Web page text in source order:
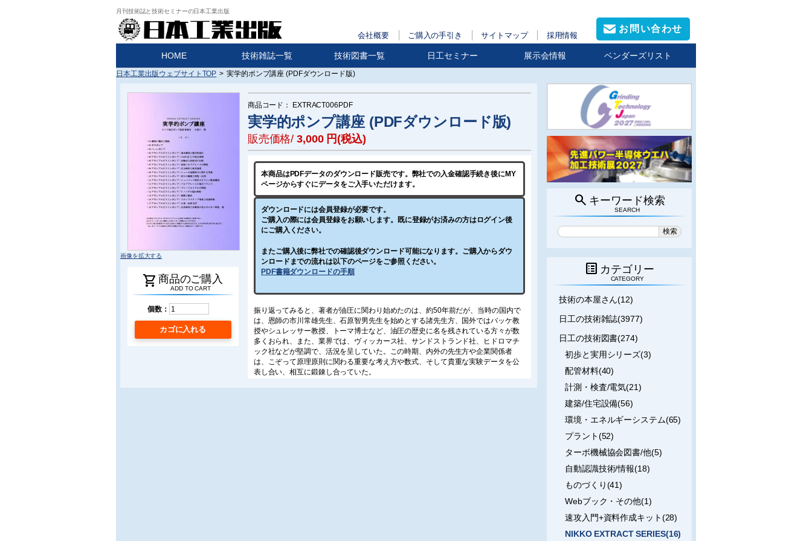
月刊技術誌と技術セミナーの日本工業出版
会社概要 ご購入の手引き サイトマップ 採用情報
お問い合わせ
HOME 技術雑誌一覧 技術図書一覧 日工セミナー 展示会情報 ベンダーズリスト
日本工業出版ウェブサイトTOP > 実学的ポンプ講座 (PDFダウンロード版)
画像を拡大する
shopping_cart 商品のご購入
ADD TO CART
個数：
カゴに入れる
商品コード： EXTRACT006PDF
実学的ポンプ講座 (PDFダウンロード版)
販売価格/ 3,000円(税込)
本商品はPDFデータのダウンロード販売です。 弊社での入金確認手続き後にMY
ページからすぐにデータをご入手いただけます。
ダウンロードには会員登録が必要です。
ご購入の際には会員登録をお願いします。既に登録がお済みの方はログイン後
にご購入ください。
またご購入後に弊社での確認後ダウンロード可能になります。ご購入からダウ
ンロードまでの流れは以下のページをご参照ください。
PDF書籍ダウンロードの手順
振り返ってみると、著者が油圧に関わり始めたのは、約50年前だが、当時の国内で
は、恩師の市川常雄先生、石原智男先生を始めとする諸先生方、国外ではバッケ教
授やシュレッサー教授、トーマ博士など、油圧の歴史に名を残されている方々が数
多くおられ、また、業界では、ヴィッカース社、サンドストランド社、ヒドロマチ
ック社などが堅調で、活況を呈していた。この時期、内外の先生方や企業関係者
は、こぞって原理原則に関わる重要な考え方や数式、そして貴重な実験データを公
表し合い、相互に鍛錬し合っていた。
search キーワード検索
SEARCH
list_alt カテゴリー
CATEGORY
技術の本屋さん(12)
日工の技術雑誌(3977)
日工の技術図書(274)
初歩と実用シリーズ(3)
配管材料(40)
計測・検査/電気(21)
建築/住宅設備(56)
環境・エネルギーシステム(65)
プラント(52)
ターボ機械協会図書/他(5)
自動認識技術/情報(18)
ものづくり(41)
Webブック・その他(1)
速攻入門+資料作成キット(28)
NIKKO EXTRACT SERIES(16)